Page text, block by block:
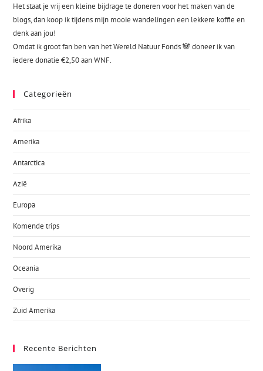
Het staat je vrij een kleine bijdrage te doneren voor het maken van de
blogs, dan koop ik tijdens mijn mooie wandelingen een lekkere koffie en
denk aan jou!
Omdat ik groot fan ben van het Wereld Natuur Fonds 🐼 doneer ik van
iedere donatie €2,50 aan WNF.
Categorieën
Afrika
Amerika
Antarctica
Azië
Europa
Komende trips
Noord Amerika
Oceania
Overig
Zuid Amerika
Recente Berichten